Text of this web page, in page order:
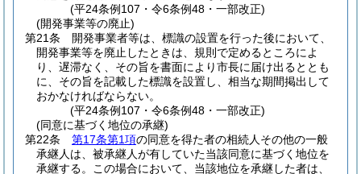
(平24条例107・令6条例48・一部改正)
(開発事業等の廃止)
第21条
開発事業者等は、標識の設置を行った後において、
開発事業等を廃止したときは、規則で定めるところによ
り、遅滞なく、その旨を書面により市長に届け出るととも
に、その旨を記載した標識を設置し、相当な期間掲出して
おかなければならない。
(平24条例107・令6条例48・一部改正)
(同意に基づく地位の承継)
第22条
第17条第1項の同意を得た者の相続人その他の一般
承継人は、被承継人が有していた当該同意に基づく地位を
承継する。
この場合において、当該地位を承継した者は、